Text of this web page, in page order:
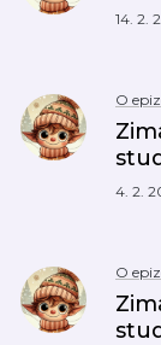
14. 2.
O
4. 2.
O